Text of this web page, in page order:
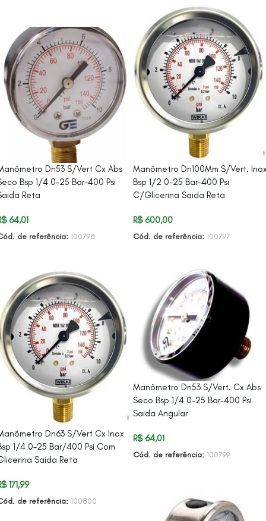
Manômetro Dn100Mm S/Vert.
Bsp 1/2 0-25 Bar-400 Psi
C/Glicerina Saida Reta
R$600,00
Cód. de referência: 100797
Dn53 S/Vert Cx Abs
Bsp 1/4 0-25 Bar-400 Psi
Reta
64,01
de referência: 100798
Manômetro Dn53 S/Vert. Cx Abs
Seco Bsp 1/4 0-25 Bar-400 Psi
Saida Angular
R$64,01
Cód. de referência: 100799
Dn63 S/Vert Cx Inox
1/4 0-25 Bar/400 Psi Com
Saida Reta
171,99
de referência: 100800